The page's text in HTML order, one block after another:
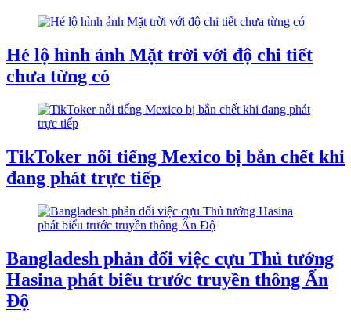
Hé lộ hình ảnh Mặt trời với độ chi tiết
chưa từng có
TikToker nổi tiếng Mexico bị bắn chết khi
đang phát trực tiếp
Bangladesh phản đối việc cựu Thủ tướng
Hasina phát biểu trước truyền thông Ấn
Độ